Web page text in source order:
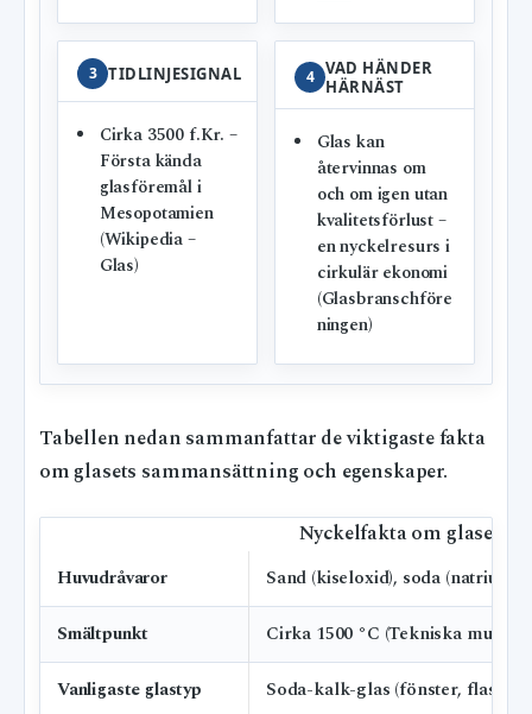
3 TIDLINJESIGNAL
Cirka 3500 f.Kr. –
Första kända
glasföremål i
Mesopotamien
(Wikipedia –
Glas)
4 VAD HÄNDER
HÄRNÄST
Glas kan
återvinnas om
och om igen utan
kvalitetsförlust –
en nyckelresurs i
cirkulär ekonomi
(Glasbranschföre
ningen)
Tabellen nedan sammanfattar de viktigaste fakta
om glasets sammansättning och egenskaper.
Nyckelfakta om glasets
Huvudråvaror Sand (kiseloxid), soda
Smältpunkt Cirka 1500 °C (Tekniska museet)
Vanligaste glastyp Soda-kalk-glas (fönster,